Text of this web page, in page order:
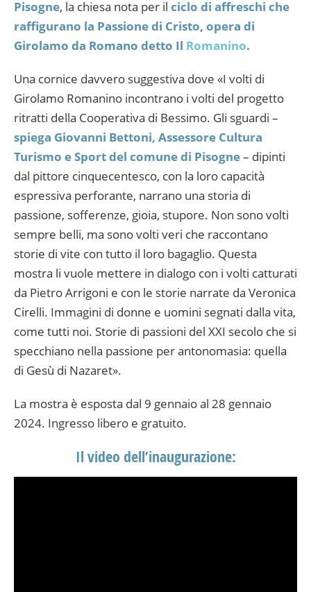
Pisogne, la chiesa nota per il ciclo di affreschi che
raffigurano la Passione di Cristo, opera di
Girolamo da Romano detto Il Romanino.
Una cornice davvero suggestiva dove «I volti di
Girolamo Romanino incontrano i volti del progetto
ritratti della Cooperativa di Bessimo. Gli sguardi –
spiega Giovanni Bettoni, Assessore Cultura
Turismo e Sport del comune di Pisogne– dipinti
dal pittore cinquecentesco, con la loro capacità
espressiva perforante, narrano una storia di
passione, sofferenze, gioia, stupore. Non sono volti
sempre belli, ma sono volti veri che raccontano
storie di vite con tutto il loro bagaglio. Questa
mostra li vuole mettere in dialogo con i volti catturati
da Pietro Arrigoni e con le storie narrate da Veronica
Cirelli. Immagini di donne e uomini segnati dalla vita,
come tutti noi. Storie di passioni del XXI secolo che si
specchiano nella passione per antonomasia: quella
di Gesù di Nazaret».
La mostra è esposta dal 9 gennaio al 28 gennaio
2024. Ingresso libero e gratuito.
Il video dell’inaugurazione: